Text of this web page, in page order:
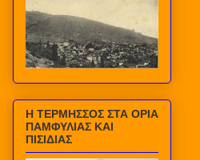
Η ΤΕΡΜΗΣΣΟΣ ΣΤΑ ΟΡΙΑ
ΠΑΜΦΥΛΙΑΣ ΚΑΙ
ΠΙΣΙΔΙΑΣ